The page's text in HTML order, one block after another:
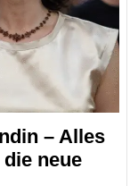
– Alles
neue